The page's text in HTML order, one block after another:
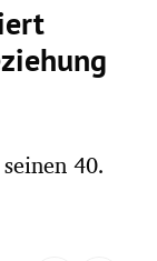
40.